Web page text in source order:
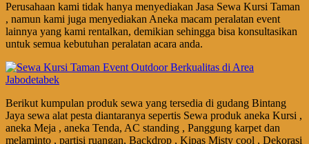
Perusahaan kami tidak hanya menyediakan Jasa Sewa Kursi Taman
, namun kami juga menyediakan Aneka macam peralatan event
lainnya yang kami rentalkan, demikian sehingga bisa konsultasikan
untuk semua kebutuhan peralatan acara anda.
Berikut kumpulan produk sewa yang tersedia di gudang Bintang
Jaya sewa alat pesta diantaranya sepertis Sewa produk aneka Kursi ,
aneka Meja , aneka Tenda, AC standing , Panggung karpet dan
melaminto , partisi ruangan, Backdrop , Kipas Misty cool , Dekorasi